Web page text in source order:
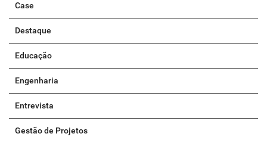
Case
Destaque
Educação
Engenharia
Entrevista
Gestão de Projetos